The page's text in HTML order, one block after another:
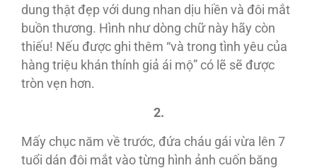
dung thật đẹp với dung nhan dịu hiền và đôi mắt
buồn thương. Hình như dòng chữ này hãy còn
thiếu! Nếu được ghi thêm “và trong tình yêu của
hàng triệu khán thính giả ái mộ” có lẽ sẽ được
tròn vẹn hơn.
2.
Mấy chục năm về trước, đứa cháu gái vừa lên 7
tuổi dán đôi mắt vào từng hình ảnh cuốn băng